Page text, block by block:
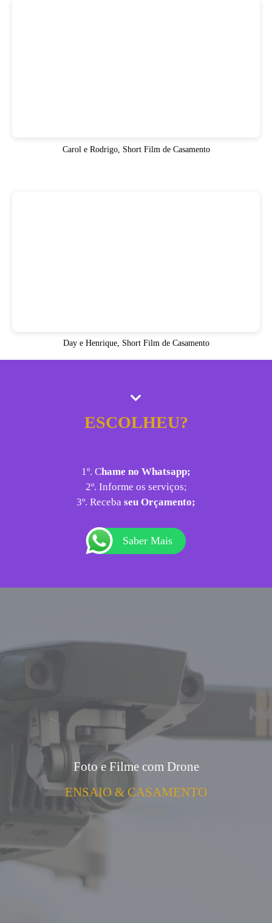
Carol e Rodrigo, Short Film de Casamento
Day e Henrique, Short Film de Casamento
ESCOLHEU?
1º. Chame no Whatsapp;
2º. Informe os serviços;
3º. Receba seu Orçamento;
Saber Mais
Foto e Filme com Drone
ENSAIO & CASAMENTO